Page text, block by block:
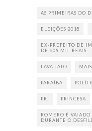
AS PRIMEIRAS DO
ELEIÇÕES 2018
EX-PREFEITO DE
DE 609 MIL REAIS
LAVA JATO
PARAÍBA
PR. PRINCESA
ROMERO É
DURANTE O